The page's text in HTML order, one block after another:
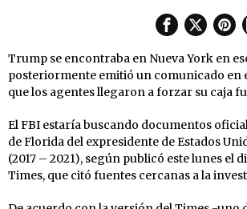
Trump se encontraba en Nueva York en
posteriormente emitió un comunicado en
que los agentes llegaron a forzar su caja
El FBI estaría buscando documentos
de Florida del expresidente de Estados
(2017 – 2021), según publicó este lunes el
Times, que citó fuentes cercanas a la